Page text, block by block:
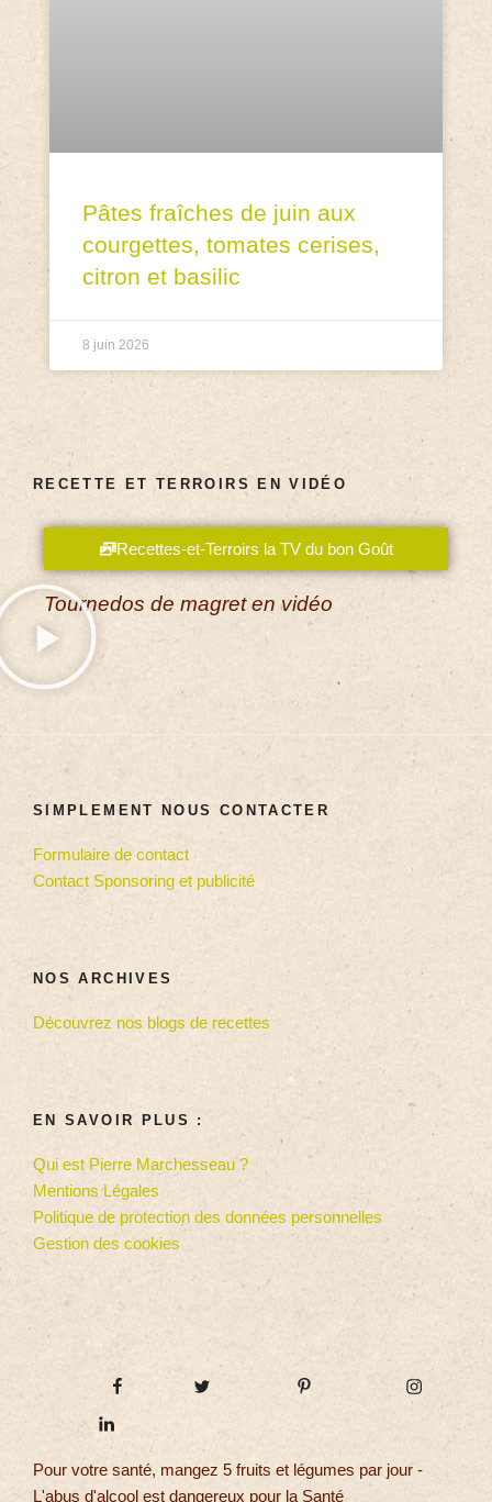
Pâtes fraîches de juin aux
courgettes, tomates cerises,
citron et basilic
8 juin 2026
RECETTE ET TERROIRS EN VIDÉO
Recettes-et-Terroirs la TV du bon Goût
Tournedos de magret en vidéo
SIMPLEMENT NOUS CONTACTER
Formulaire de contact
Contact Sponsoring et publicité
NOS ARCHIVES
Découvrez nos blogs de recettes
EN SAVOIR PLUS :
Qui est Pierre Marchesseau ?
Mentions Légales
Politique de protection des données personnelles
Gestion des cookies
Pour votre santé, mangez 5 fruits et légumes par jour -
L'abus d'alcool est dangereux pour la Santé